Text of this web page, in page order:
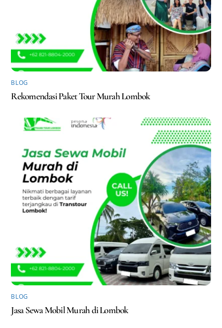
BLOG
Rekomendasi Paket Tour Murah Lombok
BLOG
Jasa Sewa Mobil Murah di Lombok